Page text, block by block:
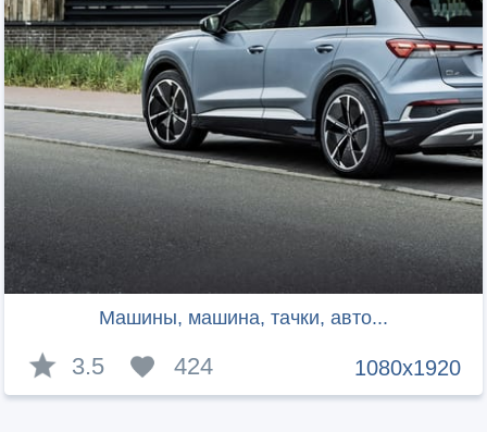
Машины, машина, тачки, авто...
1080x1920
3.5 424